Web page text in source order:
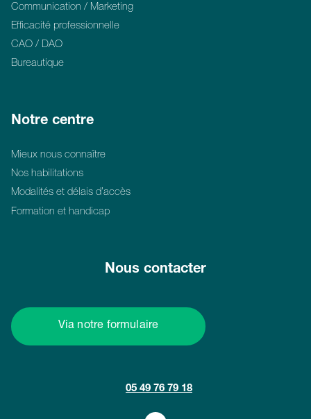
Communication / Marketing
Efficacité professionnelle
CAO / DAO
Bureautique
Notre centre
Mieux nous connaître
Nos habilitations
Modalités et délais d’accès
Formation et handicap
Nous contacter
Via notre formulaire
05 49 76 79 18